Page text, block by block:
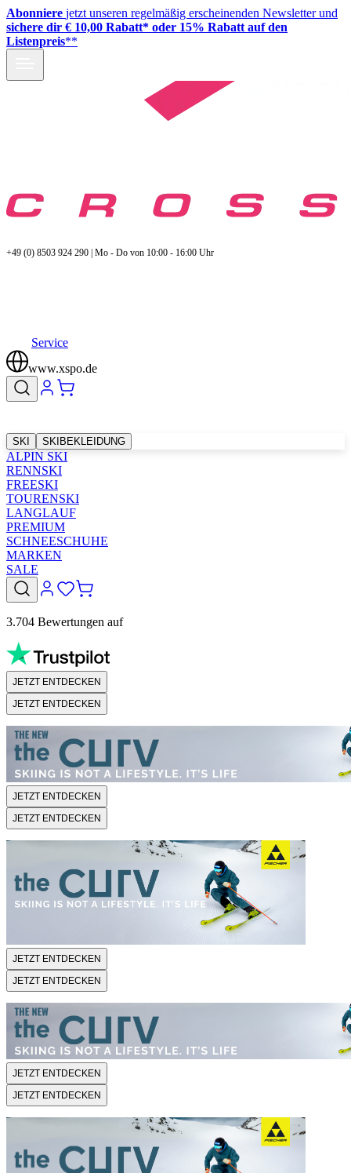
Abonniere jetzt unseren regelmäßig erscheinenden Newsletter und
sichere dir € 10,00 Rabatt* oder 15% Rabatt auf den
Listenpreis**
+49 (0) 8503 924 290 | Mo - Do von 10:00 - 16:00 Uhr
Service
www.xspo.de
SKI SKIBEKLEIDUNG
ALPIN SKI
RENNSKI
FREESKI
TOURENSKI
LANGLAUF
PREMIUM
SCHNEESCHUHE
MARKEN
SALE
3.704 Bewertungen auf
JETZT ENTDECKEN
JETZT ENTDECKEN
JETZT ENTDECKEN
JETZT ENTDECKEN
JETZT ENTDECKEN
JETZT ENTDECKEN
JETZT ENTDECKEN
JETZT ENTDECKEN